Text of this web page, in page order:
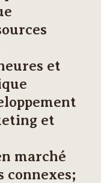
et
et
marché
connexes;